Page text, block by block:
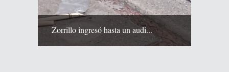
Zorrillo ingresó hasta un audi...